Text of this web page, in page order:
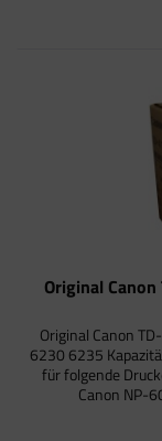
Original
Original Canon
6230 6235
für folgende
Canon NP-